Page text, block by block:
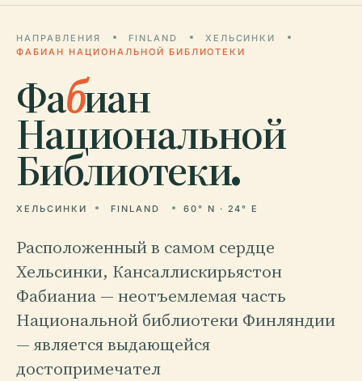
НАПРАВЛЕНИЯ FINLAND
ХЕЛЬСИНКИ
ФАБИАН НАЦИОНАЛЬНОЙ БИБЛИОТЕКИ
Фабиан
Национальной
Библиотеки.
ХЕЛЬСИНКИ FINLAND 60° N · 24° E
Расположенный в самом сердце
Хельсинки, Кансаллискирьястон
Фабианиа — неотъемлемая часть
Национальной библиотеки Финляндии
— является выдающейся
достопримечател